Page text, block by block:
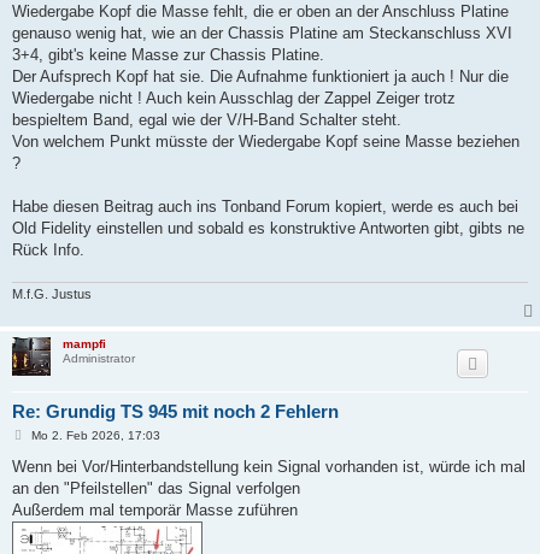
Wiedergabe Kopf die Masse fehlt, die er oben an der Anschluss Platine
genauso wenig hat, wie an der Chassis Platine am Steckanschluss XVI
3+4, gibt's keine Masse zur Chassis Platine.
Der Aufsprech Kopf hat sie. Die Aufnahme funktioniert ja auch ! Nur die
Wiedergabe nicht ! Auch kein Ausschlag der Zappel Zeiger trotz
bespieltem Band, egal wie der V/H-Band Schalter steht.
Von welchem Punkt müsste der Wiedergabe Kopf seine Masse beziehen
?
Habe diesen Beitrag auch ins Tonband Forum kopiert, werde es auch bei
Old Fidelity einstellen und sobald es konstruktive Antworten gibt, gibts ne
Rück Info.
M.f.G. Justus
mampfi
Administrator
Re: Grundig TS 945 mit noch 2 Fehlern
B
i
r
a
g
Mo 2. Feb 2026, 17:03
Wenn bei Vor/Hinterbandstellung kein Signal vorhanden ist, würde ich mal
an den "Pfeilstellen" das Signal verfolgen
Außerdem mal temporär Masse zuführen